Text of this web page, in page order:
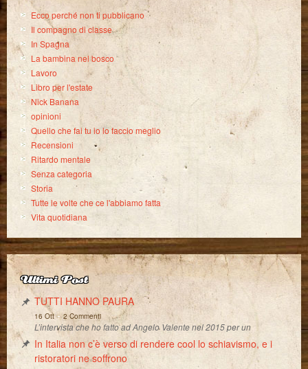
Ecco perché non ti pubblicano
Il compagno di classe
In Spagna
La bambina nel bosco
Lavoro
Libro per l'estate
Nick Banana
opinioni
Quello che fai tu io lo faccio meglio
Recensioni
Ritardo mentale
Senza categoria
Storia
Tutte le volte che ce l'abbiamo fatta
Vita quotidiana
Ultimi Post
TUTTI HANNO PAURA
16 Ott-2 Commenti
L’intervista che ho fatto ad Angelo Valente nel 2015 per un
In Italia non c’è verso di rendere cool lo schiavismo, e i
ristoratori ne soffrono